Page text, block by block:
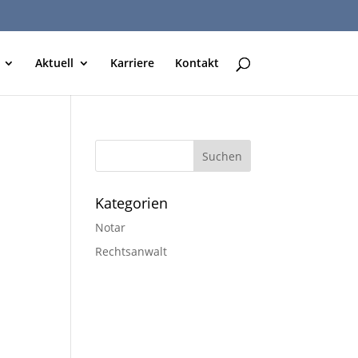
Aktuell Karriere Kontakt
Kategorien
Notar
Rechtsanwalt